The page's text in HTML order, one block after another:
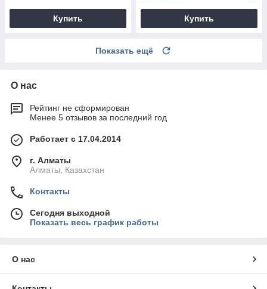
Купить Купить
Показать ещё
О нас
Рейтинг не сформирован
Менее 5 отзывов за последний год
Работает с 17.04.2014
г. Алматы
Алматы, Казахстан
Контакты
Сегодня выходной
Показать весь график работы
О нас